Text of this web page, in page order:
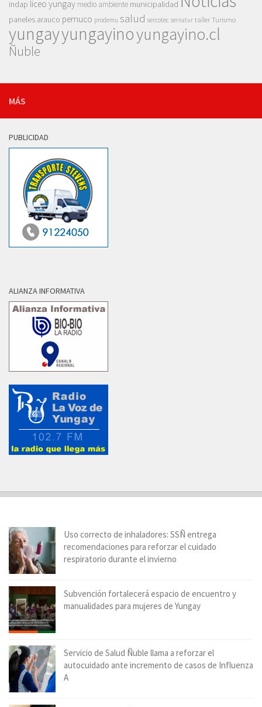
indap liceo yungay medio ambiente municipalidad
paneles arauco pemuco prodemu salud sercotec sernatur taller Turismo
yungayyungayinoyungayino.cl
Ñuble
MÁS
PUBLICIDAD
ALIANZA INFORMATIVA
Uso correcto de inhaladores: SSÑ entrega
recomendaciones para reforzar el cuidado
respiratorio durante el invierno
Subvención fortalecerá espacio de encuentro y
manualidades para mujeres de Yungay
Servicio de Salud Ñuble llama a reforzar el
autocuidado ante incremento de casos de Influenza
A